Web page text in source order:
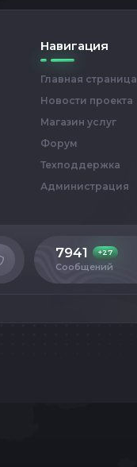
Навигация
Главная страница
Новости проекта
Магазин услуг
Форум
Техподдержка
Администрация
7941 +27
Сообщений